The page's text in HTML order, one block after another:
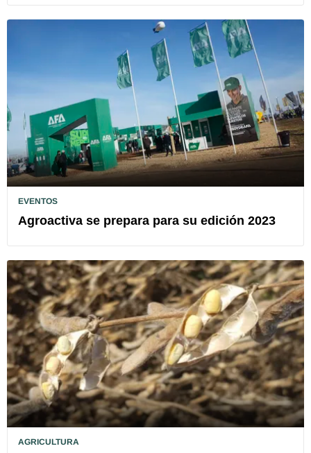
EVENTOS
Agroactiva se prepara para su edición 2023
AGRICULTURA